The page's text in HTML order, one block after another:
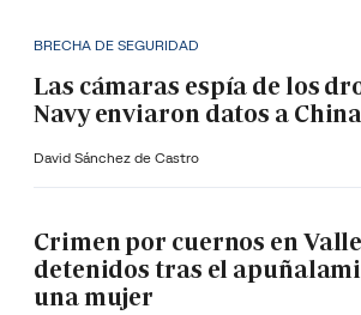
BRECHA DE SEGURIDAD
Las cámaras espía de los
Navy enviaron datos a China
David Sánchez de Castro
Crimen por cuernos en
detenidos tras el
una mujer